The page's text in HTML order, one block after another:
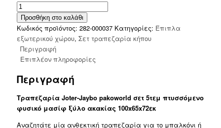
Τραπεζαρία
Joter-
Jaybo
pakoworld
σετ
5τεμ
φυσικό
ξύλο
ακακίας
Προσθήκη στο καλάθι
Κωδικός προϊόντος: 282-000037 Κατηγορίες: Έπιπλα
εξωτερικού χώρου, Σετ τραπεζαρία κήπου
Περιγραφή
Επιπλέον πληροφορίες
Περιγραφή
Τραπεζαρία Joter-Jaybo pakoworld σετ 5τεμ πτυσσόμενο
φυσικό μασίφ ξύλο ακακίας 100x65x72εκ
Αναζητάτε μία ανθεκτική τραπεζαρία για το μπαλκόνι ή